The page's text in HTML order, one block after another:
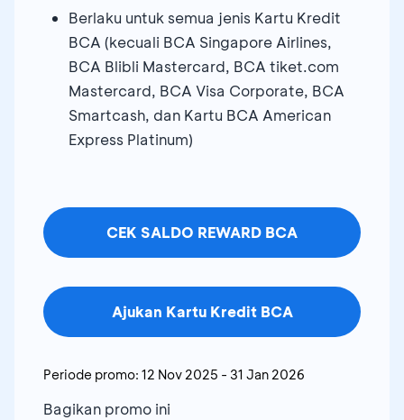
Berlaku untuk semua jenis Kartu Kredit
BCA (kecuali BCA Singapore Airlines,
BCA Blibli Mastercard, BCA tiket.com
Mastercard, BCA Visa Corporate, BCA
Smartcash, dan Kartu BCA American
Express Platinum)
CEK SALDO REWARD BCA
Ajukan Kartu Kredit BCA
Periode promo: 12 Nov 2025 - 31 Jan 2026
Bagikan promo ini